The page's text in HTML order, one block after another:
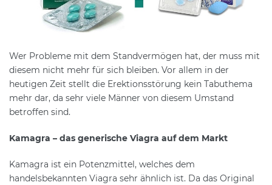
Wer Probleme mit dem Standvermögen hat, der muss mit
diesem nicht mehr für sich bleiben. Vor allem in der
heutigen Zeit stellt die Erektionsstörung kein Tabuthema
mehr dar, da sehr viele Männer von diesem Umstand
betroffen sind.
Kamagra – das generische Viagra auf dem Markt
Kamagra ist ein Potenzmittel, welches dem
handelsbekannten Viagra sehr ähnlich ist. Da das Original